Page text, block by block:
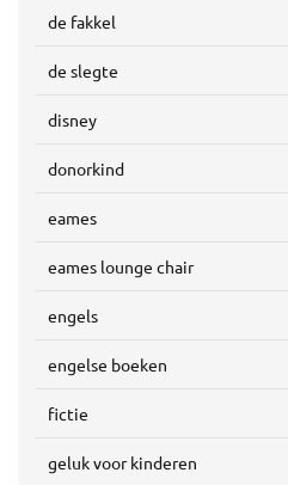
de fakkel
de slegte
disney
donorkind
eames
eames lounge chair
engels
engelse boeken
fictie
geluk voor kinderen